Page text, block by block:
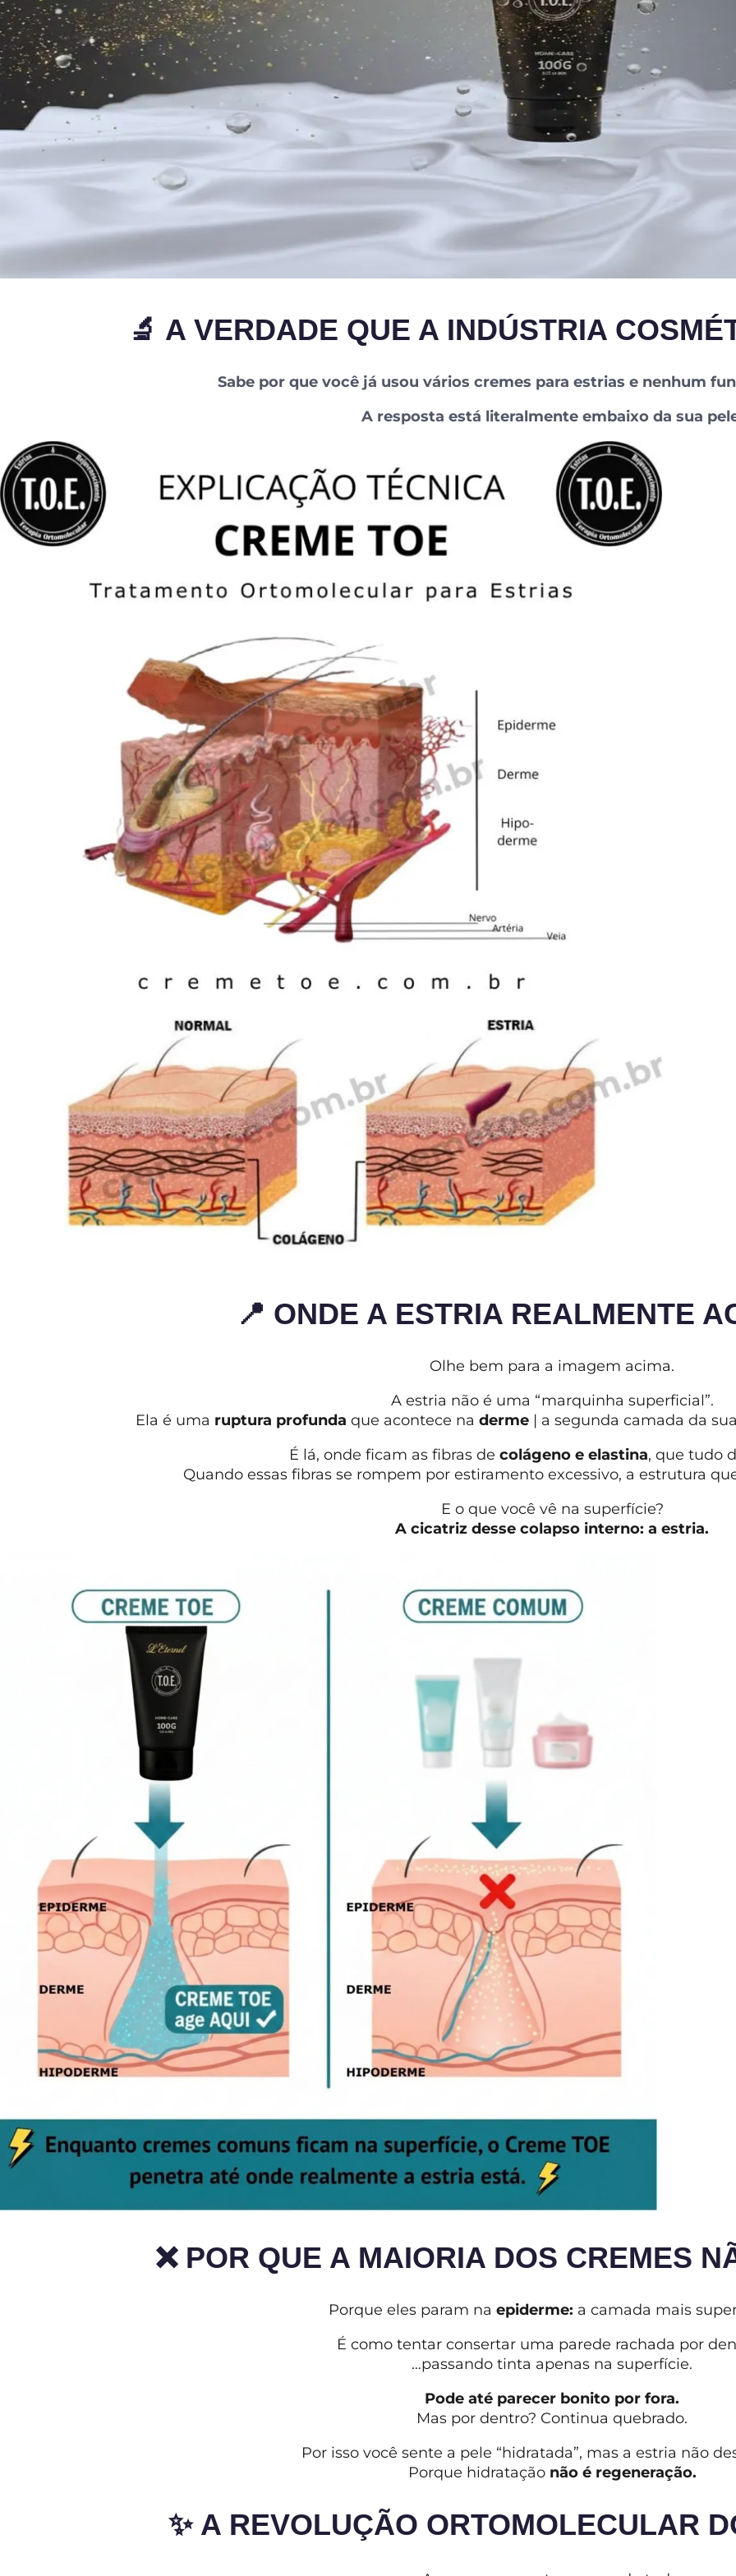
🔬 A VERDADE QUE A INDÚSTRIA
Sabe por que você já usou vários cremes para estrias e nenhum
A resposta está literalmente embaixo da sua
📍 ONDE A ESTRIA REALMENTE
Olhe bem para a imagem acima.
A estria não é uma “marquinha superficial”.
Ela é uma ruptura profunda que acontece na derme| a segunda camada da
É lá, onde ficam as fibras de colágeno e elastina, que tudo
Quando essas fibras se rompem por estiramento excessivo, a estrutura
E o que você vê na superfície?
A cicatriz desse colapso interno: a estria.
❌ POR QUE A MAIORIA DOS CREMES
Porque eles param na epiderme: a camada mais
É como tentar consertar uma parede rachada por
…passando tinta apenas na superfície.
Pode até parecer bonito por fora.
Mas por dentro? Continua quebrado.
Por isso você sente a pele “hidratada”, mas a estria não
Porque hidratação não é regeneração.
✨ A REVOLUÇÃO ORTOMOLECULAR